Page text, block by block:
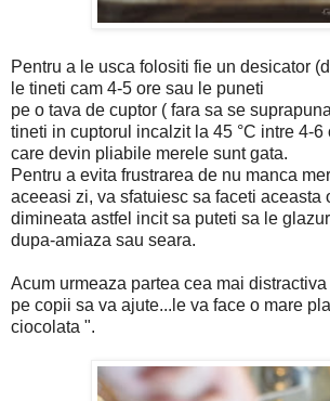
Pentru a le usca folositi fie un desicator
le tineti cam 4-5 ore sau le puneti
pe o tava de cuptor ( fara sa se
tineti in cuptorul incalzit la 45 °C intre 4-6
care devin pliabile merele sunt gata.
Pentru a evita frustrarea de nu manca
aceeasi zi, va sfatuiesc sa faceti aceasta
dimineata astfel incit sa puteti sa le
dupa-amiaza sau seara.
Acum urmeaza partea cea mai
pe copii sa va ajute...le va face o mare
ciocolata ".